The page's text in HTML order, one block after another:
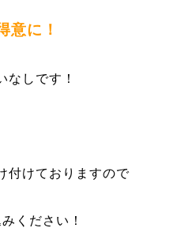
意に！
なしです！
付けておりますので
ください！